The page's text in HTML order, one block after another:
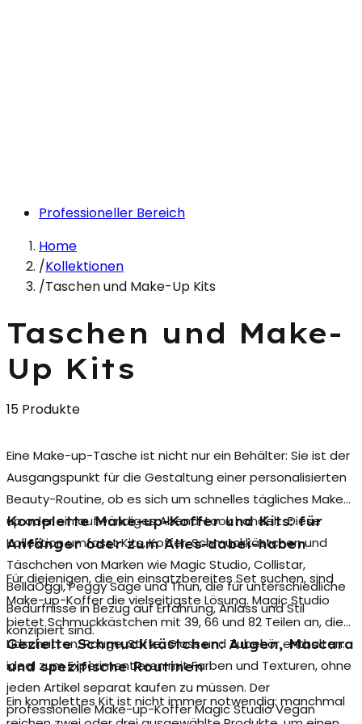
Professioneller Bereich
Home
/Kollektionen
/Taschen und Make-Up Kits
Taschen und Make-
Up Kits
15 Produkte
Eine Make-up-Tasche ist nicht nur ein Behälter: Sie ist der
Ausgangspunkt für die Gestaltung einer personalisierten
Beauty-Routine, ob es sich um schnelles tägliches Make-
up oder ein aufwändiges Abend-Look handelt. Diese
Kollektion umfasst Kits, Koffer, Schmuckkästchen und
Täschchen von Marken wie Magic Studio, Collistar,
BellaOggi, Peggy Sage und Thun, die für unterschiedliche
Bedürfnisse in Bezug auf Erfahrung, Anlass und Stil
konzipiert sind.
Komplette Make-up-Koffer und Kits: für
Anfänger oder zum Alles-dabei-haben
Für diejenigen, die ein einsatzbereites Set suchen, sind
Make-up-Koffer die vielseitigste Lösung. Magic Studio
bietet Schmuckkästchen mit 39, 66 und 82 Teilen an, die
Lidschatten, Rouge, Stifte, Gloss und Zubehör enthalten:
ideal zum Experimentieren mit Farben und Texturen, ohne
jeden Artikel separat kaufen zu müssen. Der
professionelle Make-up-KofferMagic Studio Vegan
Gezielte Schmuckkästchen: Augen, Mascara
und spezifische Routinen
Ein komplettes Kit ist nicht immer notwendig: manchmal